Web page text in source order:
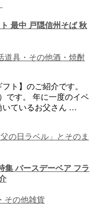
最中 戸隠信州そば 秋
道具・その他酒・焼酎
ト】のご紹介です。
です。 年に一度のイベ
いているお父さん …
集 バースデーベア フラ
その他雑貨